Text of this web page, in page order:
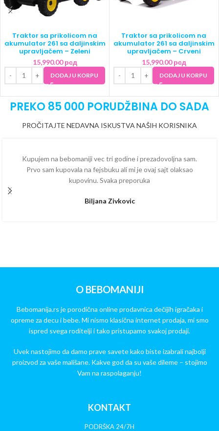
Traktor sa prikolicom na
akumulator 261 sa daljinskim
upravljačem – Zeleni
15,990.00рсд
DODAJ U KORPU
Traktor sa prikolicom na
akumulator 261 sa daljinskim
upravljačem – Crveni
15,990.00рсд
DODAJ U KORPU
PREKO 85 000 PORUDŽBINA DO SADA
PROČITAJTE NEDAVNA ISKUSTVA NAŠIH KORISNIKA
Kupujem na bebomaniji vec tri godine i prezadovoljna sam.
Prvo sam kupovala na fejsbuku ali mi je ovaj sajt olaksao
kupovinu. Svaka preporuka
Biljana Zivkovic
O BEBOMANIJI
Bebomanija.rs je porodična online prodavnica dečijih igračaka i
opreme za decu i bebe. Mi nismo klasična internet prodaja, mi smo
ispred svega roditelji i tako pristupamo svakoj prodaji.
Uvek nastojimo da damo prave savete kako biste izabrali najbolji
proizvod za vaše mališane. Kakve god da su vaše dileme – stojimo
Vam na raspolaganju!
KONTAKT
PODRŠKA 24/7H